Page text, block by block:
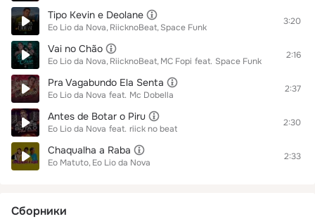
Tipo Kevin e Deolane
Eo Lio da Nova RiicknoBeat Space Funk
3:20
Vai no Chão
Eo Lio da Nova RiicknoBeat MC Fopi feat. Space Funk
2:16
Pra Vagabundo Ela Senta
Eo Lio da Nova feat. Mc Dobella
2:37
Antes de Botar o Piru
Eo Lio da Nova feat. riick no beat
2:30
Chaqualha a Raba
Eo Matuto Eo Lio da Nova
2:33
Сборники